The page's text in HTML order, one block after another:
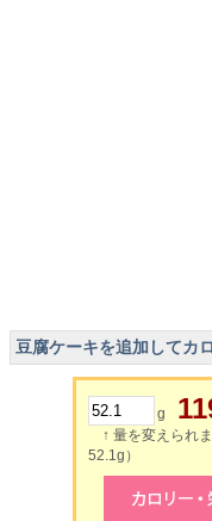
豆腐ケーキを追加してカ
g
↑ 量を変えられ
52.1g）